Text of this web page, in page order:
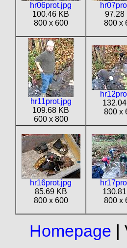
hr06prot.jpg
100.46 KB
800 x 600
97.28
800 x
hr11prot.jpg
109.68 KB
600 x 800
800 x
hr16prot.jpg
85.69 KB
800 x 600
800 x
Homepage |